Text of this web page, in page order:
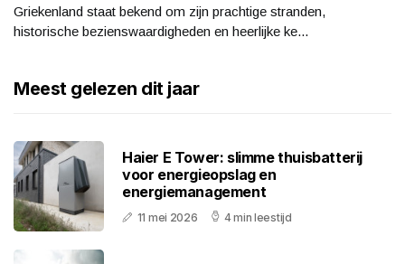
Griekenland staat bekend om zijn prachtige stranden,
historische bezienswaardigheden en heerlijke ke...
Meest gelezen dit jaar
Haier E Tower: slimme thuisbatterij
voor energieopslag en
energiemanagement
11 mei 2026 4 min leestijd